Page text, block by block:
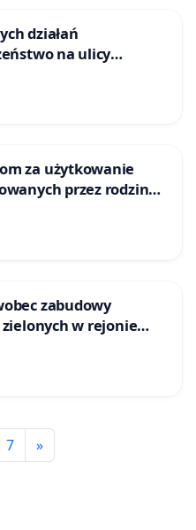
działań
na ulicy
za użytkowanie
przez rodzinne
zabudowy
w rejonie
Bielsku-Białej
7 »